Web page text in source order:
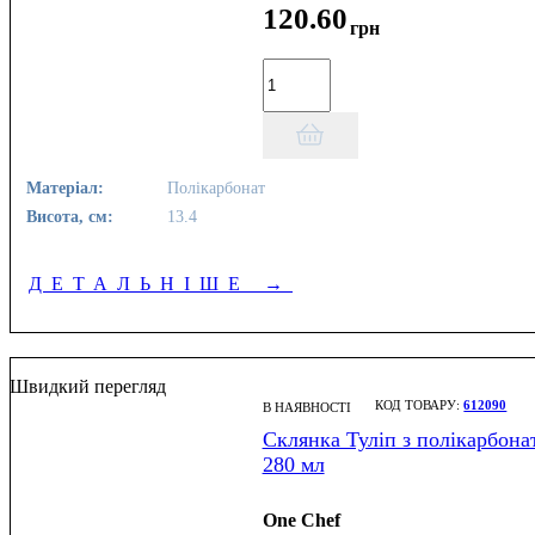
120.60грн
Матеріал:
Полікарбонат
Висота, см:
13.4
ДЕТАЛЬНІШЕ →
Швидкий перегляд
В НАЯВНОСТІ 612090
Склянка Туліп з
280 мл
One Chef